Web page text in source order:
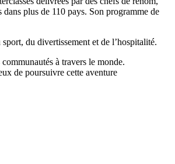
plus de 110 pays. Son programme de
du divertissement et de l’hospitalité.
à travers le monde.
de poursuivre cette aventure